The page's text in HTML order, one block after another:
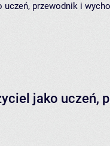
uczeń, przewodnik i
jako uczeń,